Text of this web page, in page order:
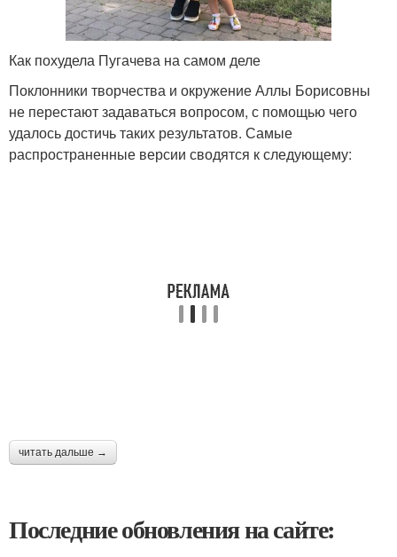
Как похудела Пугачева на самом деле
Поклонники творчества и окружение Аллы Борисовны
не перестают задаваться вопросом, с помощью чего
удалось достичь таких результатов. Самые
распространенные версии сводятся к следующему:
читать дальше →
Последние обновления на сайте: